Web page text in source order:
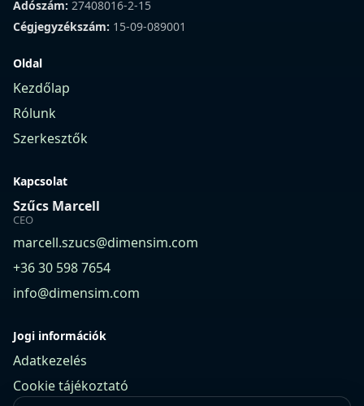
Adószám: 27408016-2-15
Cégjegyzékszám: 15-09-089001
Oldal
Kezdőlap
Rólunk
Szerkesztők
Kapcsolat
Szűcs Marcell
CEO
marcell.szucs@dimensim.com
+36 30 598 7654
info@dimensim.com
Jogi információk
Adatkezelés
Cookie tájékoztató